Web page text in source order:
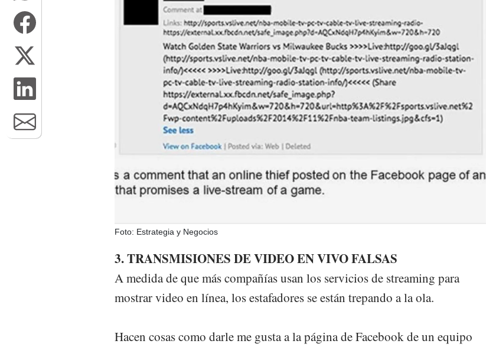
Foto: Estrategia y Negocios
3. TRANSMISIONES DE VIDEO EN VIVO FALSAS
A medida de que más compañías usan los servicios de streaming para
mostrar video en línea, los estafadores se están trepando a la ola.
Hacen cosas como darle me gusta a la página de Facebook de un equipo